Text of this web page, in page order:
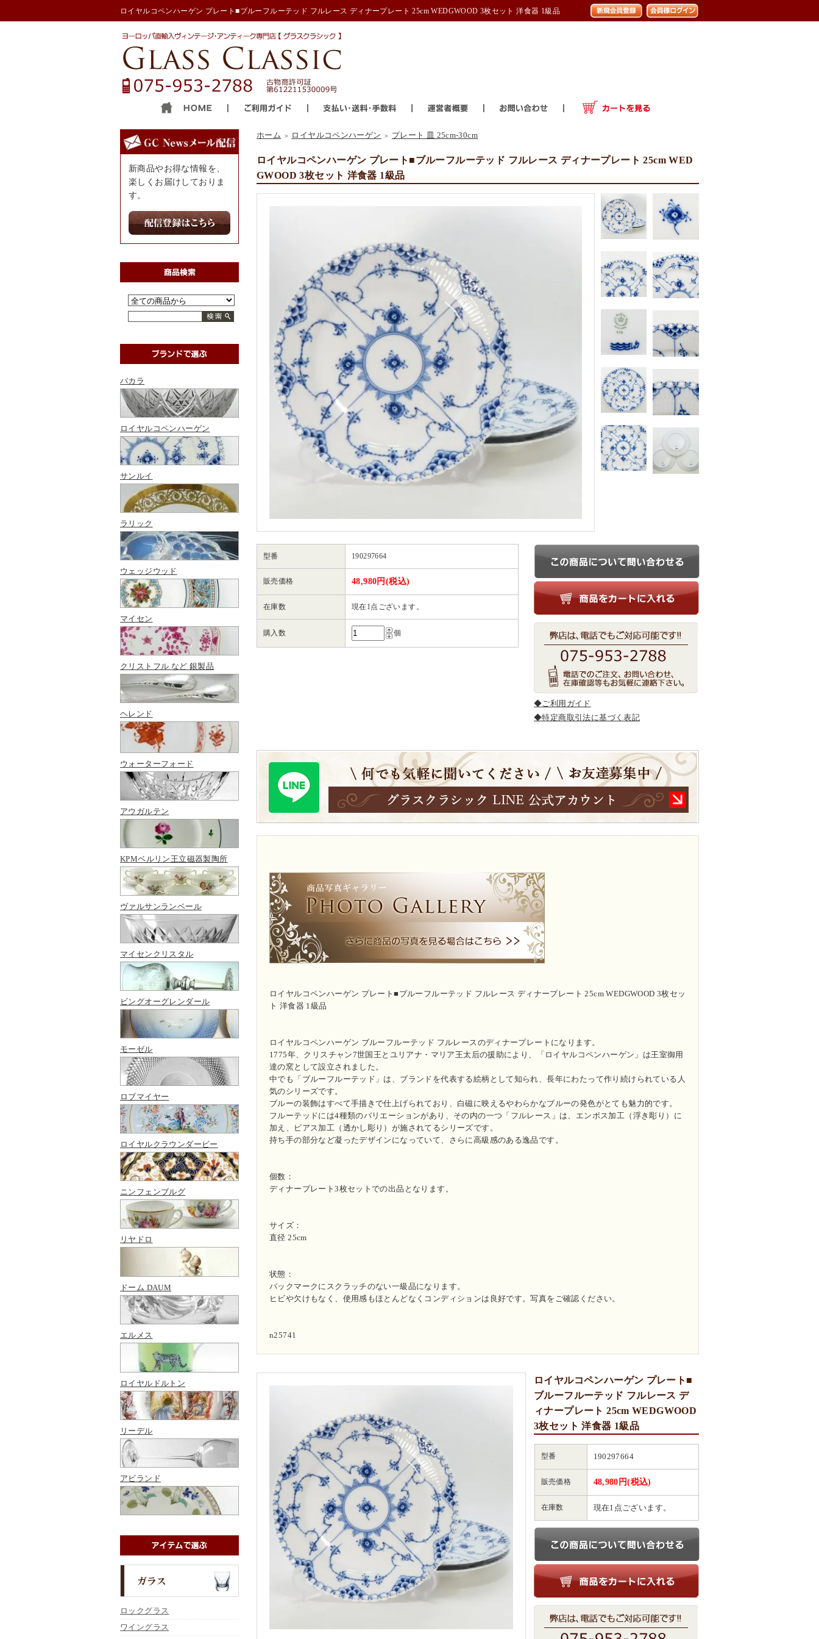
ロイヤルコペンハーゲン プレート■ブルーフルーテッド フルレース ディナープレート 25cm WEDGWOOD 3枚セット 洋食器 1級品
新商品やお得な情報を、
楽しくお届けしておりま
す。
バカラ
ロイヤルコペンハーゲン
サンルイ
ラリック
ウェッジウッド
マイセン
クリストフル など 銀製品
ヘレンド
ウォーターフォード
アウガルテン
KPMベルリン王立磁器製陶所
ヴァルサンランベール
マイセンクリスタル
ビングオーグレンダール
モーゼル
ロブマイヤー
ロイヤルクラウンダービー
ニンフェンブルグ
リヤドロ
ドーム DAUM
エルメス
ロイヤルドルトン
リーデル
アビランド
ロックグラス
ワイングラス
ホーム ＞ ロイヤルコペンハーゲン ＞ プレート 皿 25cm-30cm
ロイヤルコペンハーゲン プレート■ブルーフルーテッド フルレース ディナープレート 25cm WED
GWOOD 3枚セット 洋食器 1級品
型番 190297664
販売価格 48,980円(税込)
在庫数 現在1点ございます。
購入数 個
◆ご利用ガイド
◆特定商取引法に基づく表記
ロイヤルコペンハーゲン プレート■ブルーフルーテッド フルレース ディナープレート 25cm WEDGWOOD 3枚セッ
ト 洋食器 1級品
ロイヤルコペンハーゲン ブルーフルーテッド フルレースのディナープレートになります。
1775年、クリスチャン7世国王とユリアナ・マリア王太后の援助により、「ロイヤルコペンハーゲン」は王室御用
達の窯として設立されました。
中でも「ブルーフルーテッド」は、ブランドを代表する絵柄として知られ、長年にわたって作り続けられている人
気のシリーズです。
ブルーの装飾はすべて手描きで仕上げられており、白磁に映えるやわらかなブルーの発色がとても魅力的です。
フルーテッドには4種類のバリエーションがあり、その内の一つ「フルレース」は、エンボス加工（浮き彫り）に
加え、ピアス加工（透かし彫り）が施されてるシリーズです。
持ち手の部分など凝ったデザインになっていて、さらに高級感のある逸品です。
個数：
ディナープレート3枚セットでの出品となります。
サイズ：
直径 25cm
状態：
バックマークにスクラッチのない一級品になります。
ヒビや欠けもなく、使用感もほとんどなくコンディションは良好です。写真をご確認ください。
n25741
ロイヤルコペンハーゲン プレート■
ブルーフルーテッド フルレース デ
ィナープレート 25cm WEDGWOOD
3枚セット 洋食器 1級品
型番 190297664
販売価格 48,980円(税込)
在庫数 現在1点ございます。